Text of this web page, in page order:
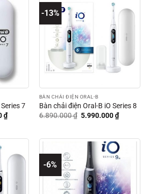
7
₫Giá
hiện
4.990.000 ₫.
-13%
BÀN CHẢI ĐIỆN ORAL-B
Bàn chải điện Oral-B iO Series 8
6.890.000₫ Giá
5.990.000₫Giá
hiện
-6%